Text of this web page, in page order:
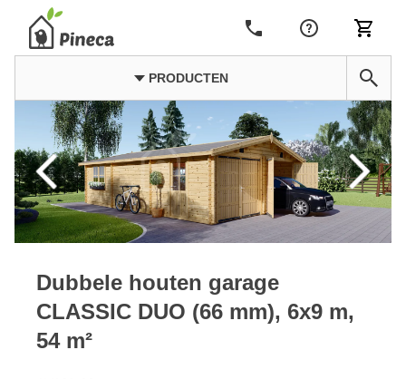
PRODUCTEN
Dubbele houten garage
CLASSIC DUO (66 mm), 6x9 m,
54 m²